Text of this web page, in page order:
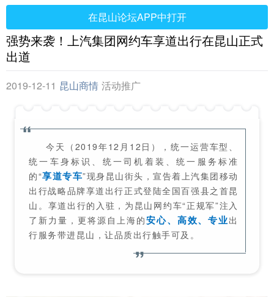
在昆山论坛APP中打开
强势来袭！上汽集团网约车享道出行在昆山正式
出道
2019-12-11 昆山商情 活动推广
今天（2019年12月12日），统一运营车型、
统一车身标识、统一司机着装、统一服务标准
的“享道专车”现身昆山街头，宣告着上汽集团移动
出行战略品牌享道出行正式登陆全国百强县之首昆
山。享道出行的入驻，为昆山网约车“正规军”注入
了新力量，更将源自上海的安心、高效、专业出
行服务带进昆山，让品质出行触手可及。